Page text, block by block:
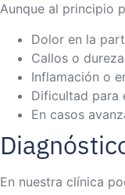
Aunque al principio
Dolor en la
Callos o
Inflamación o
Dificultad para
En casos
En nuestra clínica